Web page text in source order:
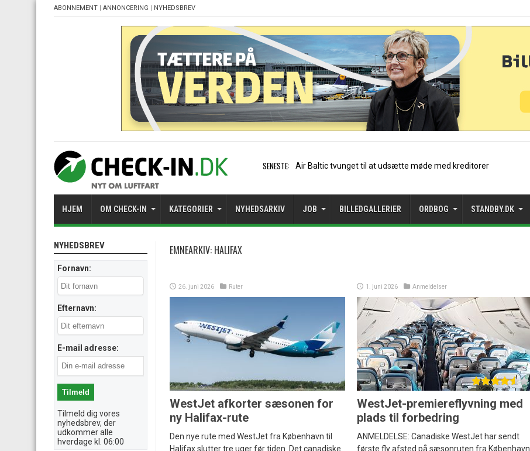
ABONNEMENT | ANNONCERING | NYHEDSBREV
SENESTE: Stockholm-Arlanda satte rekord
HJEM OM CHECK-IN KATEGORIER NYHEDSARKIV JOB BILLEDGALLERIER ORDBOG STANDBY.DK
EMNEARKIV: HALIFAX
26. juni 2026 Ruter
WestJet afkorter sæsonen for
ny Halifax-rute
Den nye rute med WestJet fra København til
Halifax slutter tre uger før tiden. Det canadiske
1. juni 2026 Anmeldelser
WestJet-premiereflyvning med
plads til forbedring
ANMELDELSE: Canadiske WestJet har sendt
første fly afsted på sæsonruten fra København
NYHEDSBREV
Fornavn:
Efternavn:
E-mail adresse:
Tilmeld dig vores
nyhedsbrev, der
udkommer alle
hverdage kl. 06:00